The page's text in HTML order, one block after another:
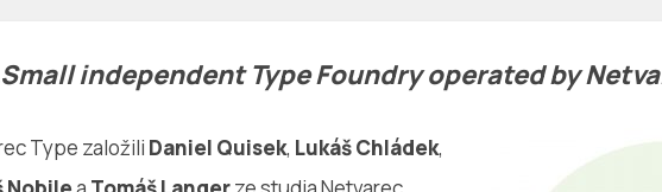
independent Type Foundry operated by
Type založili Daniel Quisek, Lukáš Chládek,